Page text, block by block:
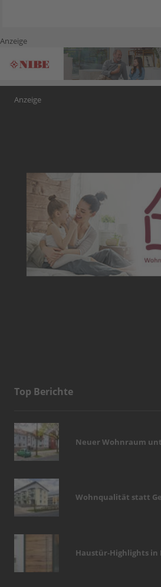
Anzeige
Anzeige
Top Berichte
Neuer Wohnraum
Wohnqualität statt
Haustür-Highlights in